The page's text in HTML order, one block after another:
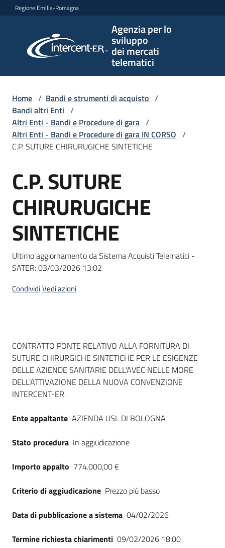
Vai al contenuto
Vai alla navigazione
Vai al footer
Regione Emilia-Romagna
Agenzia per lo
sviluppo
dei mercati
telematici
per lo
sviluppo
telematici
L'Agenzia
Bandi
strumenti
acquisto
Supporto
English
site
su
Home / Bandi e strumenti di acquisto /
Bandi altri Enti /
Altri Enti - Bandi e Procedure di gara /
Altri Enti - Bandi e Procedure di gara IN CORSO /
C.P. SUTURE CHIRURUGICHE SINTETICHE
Salta al contenuto
C.P. SUTURE
CHIRURUGICHE
SINTETICHE
Ultimo aggiornamento da Sistema Acquisti Telematici -
SATER:03/03/2026 13:02
CondividiVedi azioni
Dati del bando
CONTRATTO PONTE RELATIVO ALLA FORNITURA DI
SUTURE CHIRURGICHE SINTETICHE PER LE ESIGENZE
DELLE AZIENDE SANITARIE DELL’AVEC NELLE MORE
DELL’ATTIVAZIONE DELLA NUOVA CONVENZIONE
INTERCENT-ER.
Ente appaltante AZIENDA USL DI BOLOGNA
Stato procedura In aggiudicazione
Importo appalto 774.000,00 €
Criterio di aggiudicazione Prezzo più basso
Data di pubblicazione a sistema 04/02/2026
Termine richiesta chiarimenti 09/02/2026 18:00